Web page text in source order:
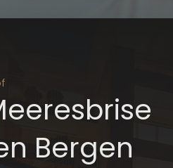
Bergen